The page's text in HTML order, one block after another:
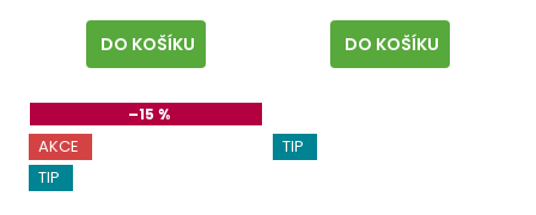
DO KOŠÍKU DO KOŠÍKU
AKCE
TIP
–15 %
TIP